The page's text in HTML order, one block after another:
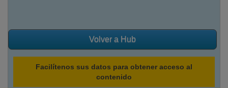
Volver a Hub
Facilítenos sus datos para obtener acceso al
contenido